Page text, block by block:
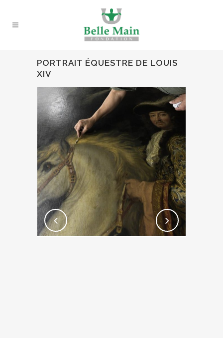
PORTRAIT ÉQUESTRE DE LOUIS
XIV